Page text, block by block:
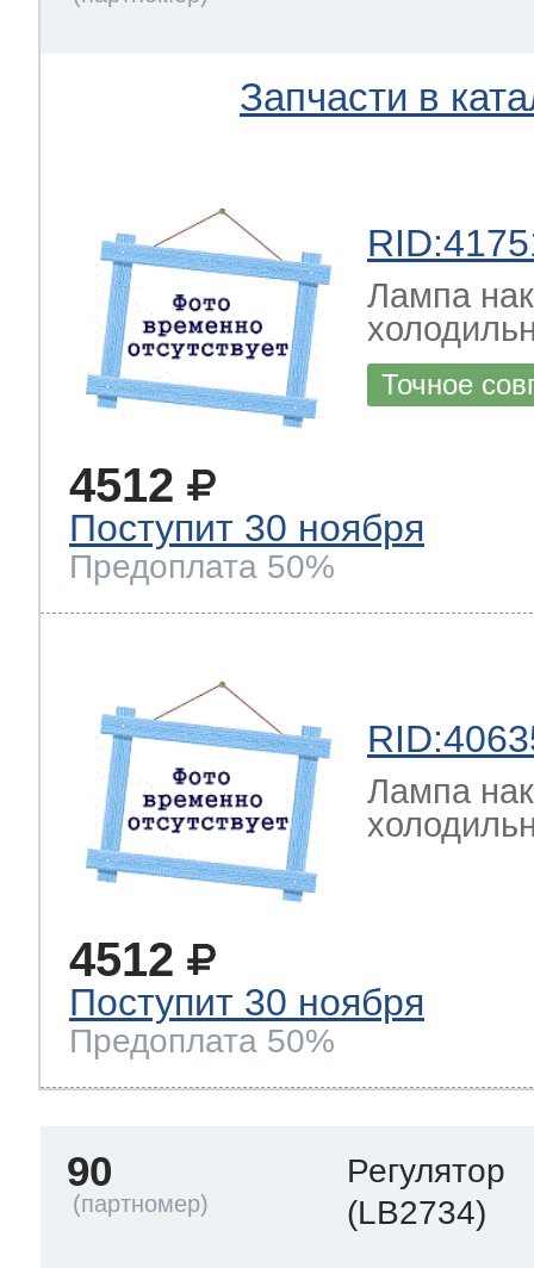
Запчасти в
Лампа
Точное
4512
Поступит 30 ноября
Предоплата 50%
Лампа
4512
Поступит 30 ноября
Предоплата 50%
90
Регулятор
(LB2734)